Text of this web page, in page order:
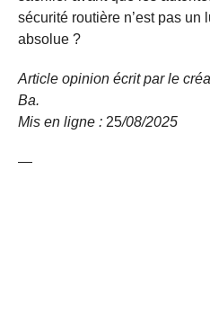
sécurité routière n’est pas un
absolue ?
Article opinion écrit par le
Ba.
Mis en ligne : 25/08/2025
—